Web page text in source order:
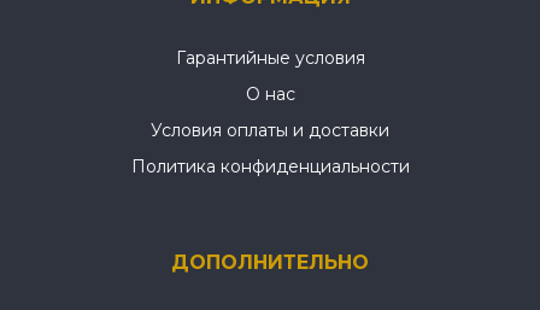
Гарантийные условия
О нас
Условия оплаты и доставки
Политика конфиденциальности
ДОПОЛНИТЕЛЬНО